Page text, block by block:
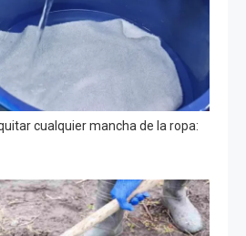
cualquier mancha de la ropa: